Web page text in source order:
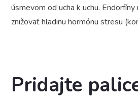
úsmevom od ucha k uchu.
znižovať hladinu hormónu stresu
Pridajte